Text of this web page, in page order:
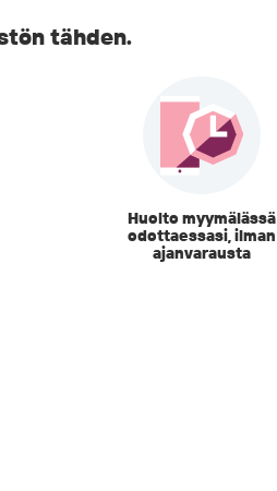
tähden.
Huolto myymälässä
odottaessasi, ilman
ajanvarausta